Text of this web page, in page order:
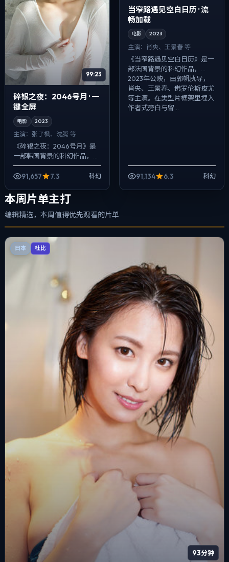
99:23
碎银之夜：2046号月 · 一
键全屏
电影 2023
主演： 张子枫、沈腾 等
《碎银之夜：2046号月》是
一部韩国背景的科幻作品，
2023年公映，由王家卫执
导，张子枫、沈腾、周迅等主
拧成一股绳，一...
91,657 7.3 科幻
当窄路遇见空白日历 · 流
畅加载
电影 2023
主演： 肖央、王景春 等
《当窄路遇见空白日历》是一
部法国背景的科幻作品，
2023年公映，由郭帆执导，
肖央、王景春、佛罗伦斯·皮尤
等主演。在类型片框架里埋入
作者式旁白与留...
91,134 6.3 科幻
本周片单主打
编辑精选，本周值得优先观看的片单
日本 杜比
93分钟